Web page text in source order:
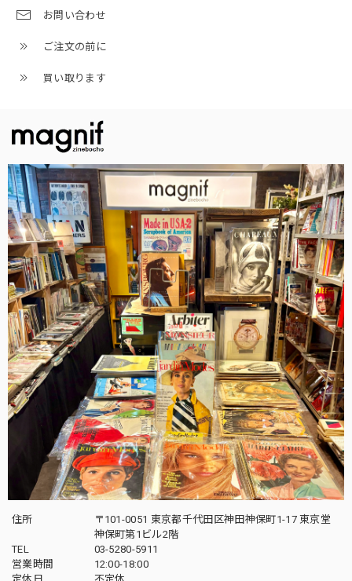
お問い合わせ
ご注文の前に
買い取ります
住所
〒101-0051 東京都千代田区神田神保町1-17 東京堂
神保町第1ビル2階
TEL
03-5280-5911
営業時間
12:00-18:00